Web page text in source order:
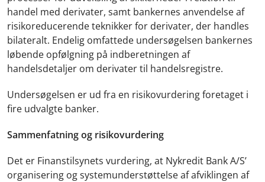
handel med derivater, samt bankernes anvendelse af
risikoreducerende teknikker for derivater, der handles
bilateralt. Endelig omfattede undersøgelsen bankernes
løbende opfølgning på indberetningen af
handelsdetaljer om derivater til handelsregistre.
Undersøgelsen er ud fra en risikovurdering foretaget i
fire udvalgte banker.
Sammenfatning og risikovurdering
Det er Finanstilsynets vurdering, at Nykredit Bank A/S’
organisering og systemunderstøttelse af afviklingen af